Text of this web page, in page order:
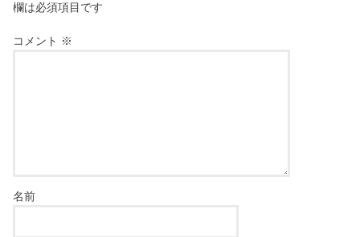
欄は必須項目です
コメント ※
名前